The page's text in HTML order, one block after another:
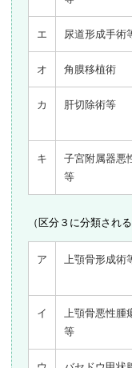
エ 尿道形成手術
オ 角膜移植術
カ 肝切除術等
キ
子宮附属器悪
（区分３に分類される
ア 上顎骨形成術
イ
上顎骨悪性腫